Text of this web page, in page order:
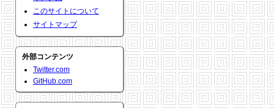
このサイトについて
サイトマップ
外部コンテンツ
Twitter.com
GitHub.com